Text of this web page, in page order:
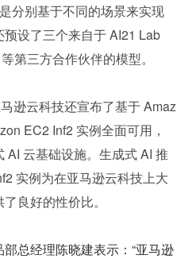
分别基于不同的场景来实现
设了三个来自于 AI21 Lab
第三方合作伙伴的模型。
逊云科技还宣布了基于 Amaz
EC2 Inf2 实例全面可用，
AI 云基础设施。生成式 AI 推
实例为在亚马逊云科技上大
良好的性价比。
总经理陈晓建表示：“亚马逊